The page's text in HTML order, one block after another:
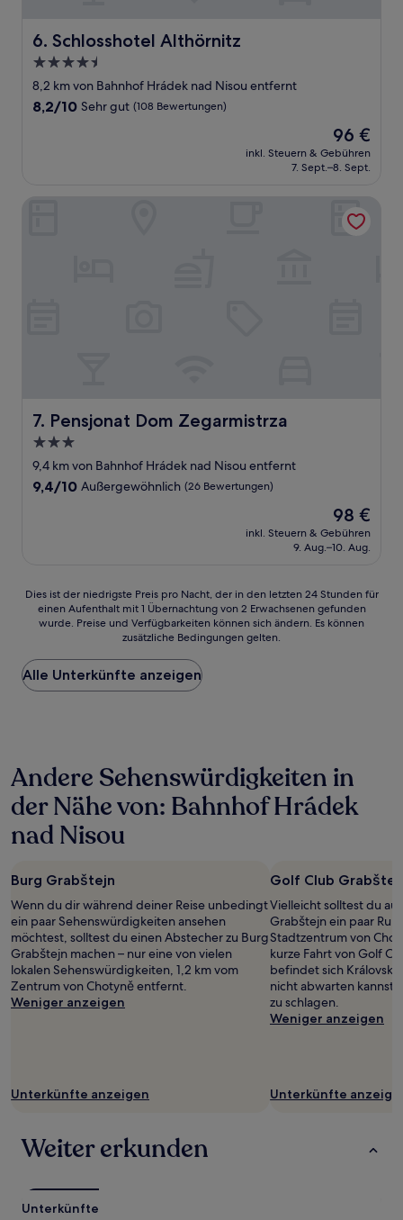
6. Schlosshotel Althörnitz
Schlosshotel Althörnitz
4.5-
Sterne-
Unterkunft
8,2 km von Bahnhof Hrádek nad Nisou entfernt
8.2
Bewertungen)
8,2/10 Sehr gut (108 Bewertungen)
Der
Preis
beträgt
96 €
inkl. Steuern & Gebühren
7. Sept.–8. Sept.
7. Pensjonat Dom Zegarmistrza
Pensjonat Dom Zegarmistrza
3.0-
Sterne-
Unterkunft
9,4 km von Bahnhof Hrádek nad Nisou entfernt
9.4
9,4/10 Außergewöhnlich (26 Bewertungen)
Der
Preis
beträgt
98 €
inkl. Steuern & Gebühren
9. Aug.–10. Aug.
Dies
der
Preis
pro
Nacht,
24 Stunden
für
einen
Aufenthalt
mit
2 Erwachsenen
gefunden
wurde.
Preise
und
Verfügbarkeiten
können
sich
gelten.
Dies ist der niedrigste Preis pro Nacht, der in den letzten 24 Stunden für
einen Aufenthalt mit 1 Übernachtung von 2 Erwachsenen gefunden
wurde. Preise und Verfügbarkeiten können sich ändern. Es können
zusätzliche Bedingungen gelten.
Alle Unterkünfte anzeigen
Andere Sehenswürdigkeiten in
der Nähe von: Bahnhof Hrádek
nad Nisou
Burg Grabštejn
Wenn du dir während deiner Reise unbedingt
ein paar Sehenswürdigkeiten ansehen
möchtest, solltest du einen Abstecher zu Burg
Grabštejn machen – nur eine von vielen
lokalen Sehenswürdigkeiten, 1,2 km vom
Zentrum von Chotyně entfernt.
Weniger anzeigen
Unterkünfte anzeigen
Golf Club
Vielleicht solltest du
Grabštejn ein paar
Stadtzentrum von
kurze Fahrt von Golf
befindet sich
nicht abwarten kannst,
zu schlagen.
Weniger anzeigen
Unterkünfte
Weiter erkunden
Unterkünfte